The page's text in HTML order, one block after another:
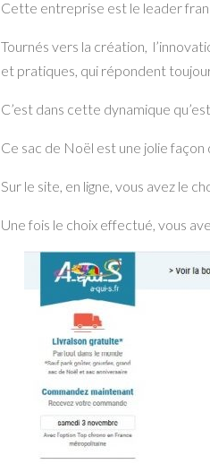
Cette entreprise est le leader
Tournés vers la création,
et pratiques, qui répondent
C’est dans cette dynamique
Ce sac de Noël est une jolie façon
Sur le site, en ligne, vous avez le
Une fois le choix effectué, vous